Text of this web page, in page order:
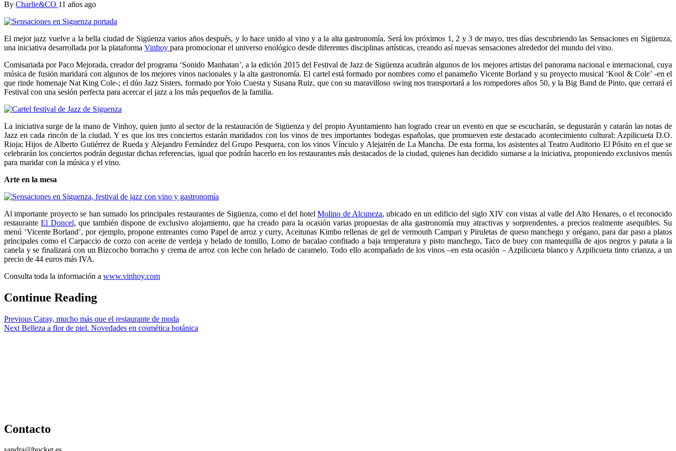
By Charlie&CO 11 años ago
El mejor jazz vuelve a la bella ciudad de Sigüenza varios años después, y lo hace unido al vino y a la alta gastronomía. Será los próximos 1, 2 y 3 de mayo, tres días descubriendo las Sensaciones en Sigüenza,
una iniciativa desarrollada por la plataforma Vinhoy para promocionar el universo enológico desde diferentes disciplinas artísticas, creando así nuevas sensaciones alrededor del mundo del vino.
Comisariada por Paco Mejorada, creador del programa ‘Sonido Manhatan’, a la edición 2015 del Festival de Jazz de Sigüenza acudirán algunos de los mejores artistas del panorama nacional e internacional, cuya
música de fusión maridará con algunos de los mejores vinos nacionales y la alta gastronomía. El cartel está formado por nombres como el panameño Vicente Borland y su proyecto musical ‘Kool & Cole’ -en el
que rinde homenaje Nat King Cole-; el dúo Jazz Sisters, formado por Yoio Cuesta y Susana Ruiz, que con su maravilloso swing nos transportará a los rompedores años 50, y la Big Band de Pinto, que cerrará el
Festival con una sesión perfecta para acercar el jazz a los más pequeños de la familia.
La iniciativa surge de la mano de Vinhoy, quien junto al sector de la restauración de Sigüenza y del propio Ayuntamiento han logrado crear un evento en que se escucharán, se degustarán y catarán las notas de
Jazz en cada rincón de la ciudad. Y es que los tres conciertos estarán maridados con los vinos de tres importantes bodegas españolas, que promueven este destacado acontecimiento cultural: Azpilicueta D.O.
Rioja; Hijos de Alberto Gutiérrez de Rueda y Alejandro Fernández del Grupo Pesquera, con los vinos Vínculo y Alejairén de La Mancha. De esta forma, los asistentes al Teatro Auditorio El Pósito en el que se
celebrarán los conciertos podrán degustar dichas referencias, igual que podrán hacerlo en los restaurantes más destacados de la ciudad, quienes han decidido sumarse a la iniciativa, proponiendo exclusivos menús
para maridar con la música y el vino.
Arte en la mesa
Al importante proyecto se han sumado los principales restaurantes de Sigüenza, como el del hotelMolino de Alcuneza, ubicado en un edificio del siglo XIV con vistas al valle del Alto Henares, o el reconocido
restauranteEl Doncel, que también dispone de exclusivo alojamiento, que ha creado para la ocasión varias propuestas de alta gastronomía muy atractivas y sorprendentes, a precios realmente asequibles. Su
menú ‘Vicente Borland’, por ejemplo, propone entreantes como Papel de arroz y curry, Aceitunas Kimbo rellenas de gel de vermouth Campari y Piruletas de queso manchego y orégano, para dar paso a platos
principales como el Carpaccio de corzo con aceite de verdeja y helado de tomillo, Lomo de bacalao confitado a baja temperatura y pisto manchego, Taco de buey con mantequilla de ajos negros y patata a la
canela y se finalizará con un Bizcocho borracho y crema de arroz con leche con helado de caramelo. Todo ello acompañado de los vinos –en esta ocasión – Azpilicueta blanco y Azpilicueta tinto crianza, a un
precio de 44 euros más IVA.
Consulta toda la información a www.vinhoy.com
Continue Reading
Previous Caray, mucho más que el restaurante de moda
Next Belleza a flor de piel. Novedades en cosmética botánica
Contacto